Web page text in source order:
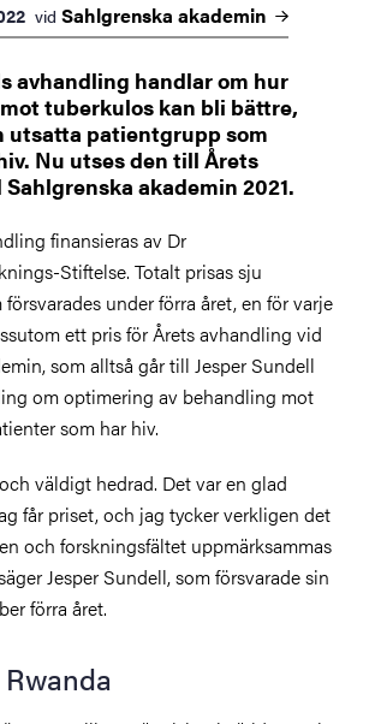
vid Sahlgrenska akademin
avhandling handlar om hur
tuberkulos kan bli bättre,
utsatta patientgrupp som
Nu utses den till Årets
akademin 2021.
finansieras av Dr
Stiftelse. Totalt prisas sju
under förra året, en för varje
ett pris för Årets avhandling vid
som alltså går till Jesper Sundell
om optimering av behandling mot
som har hiv.
väldigt hedrad. Det var en glad
får priset, och jag tycker verkligen det
och forskningsfältet uppmärksammas
Jesper Sundell, som försvarade sin
förra året.